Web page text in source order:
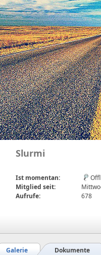
Slurmi
Ist momentan:
Mitglied seit:
Aufrufe:
678
Dokumente
Galerie